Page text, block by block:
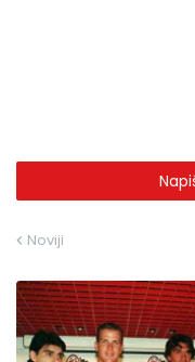
Noviji